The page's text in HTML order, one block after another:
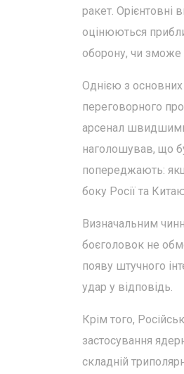
ракет. Орієнтовні
оцінюються
оборону, чи зможе
Однією з
переговорного
арсенал
наголошував, що
попереджають:
боку Росії та
Визначальним
боєголовок не
появу штучного
удар у відповідь.
Крім того,
застосування
складній